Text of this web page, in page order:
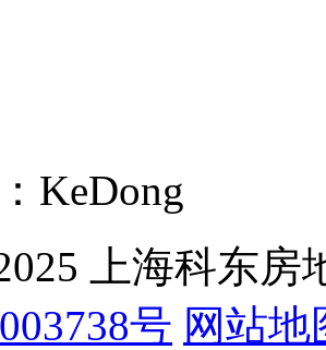
KeDong
上海科东
号 网站地